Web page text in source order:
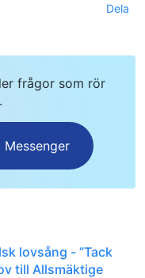
Dela
frågor som rör
lovsång - ”Tack
till Allsmäktige